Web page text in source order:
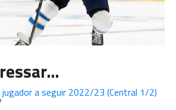
jugador a seguir 2022/23 (Central 1/2)